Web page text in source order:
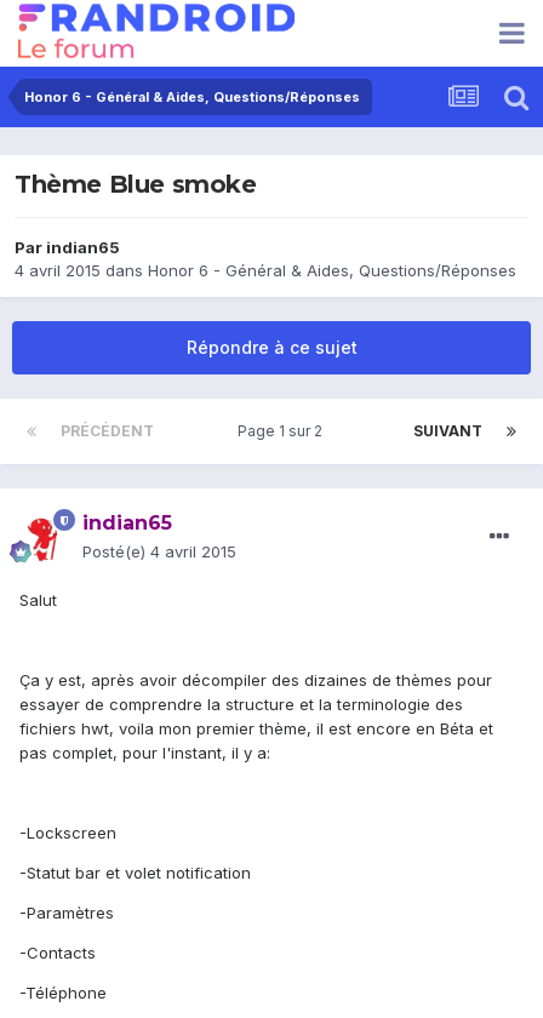
Honor 6 - Général & Aides, Questions/Réponses
Thème Blue smoke
Par indian65
4 avril 2015 dans Honor 6 - Général & Aides, Questions/Réponses
Répondre à ce sujet
PRÉCÉDENT SUIVANT
Page 1 sur 2
indian65
Posté(e) 4 avril 2015
Salut
Ça y est, après avoir décompiler des dizaines de thèmes pour
essayer de comprendre la structure et la terminologie des
fichiers hwt, voila mon premier thème, il est encore en Béta et
pas complet, pour l'instant, il y a:
-Lockscreen
-Statut bar et volet notification
-Paramètres
-Contacts
-Téléphone